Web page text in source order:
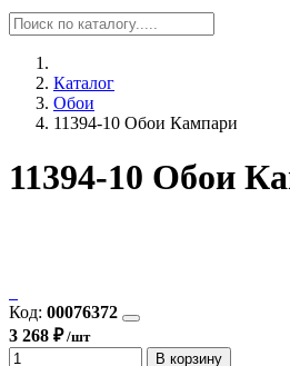
Каталог
Обои
11394-10 Обои Кампари
11394-10 Обои
Код: 00076372
3 268 ₽/шт
В корзину